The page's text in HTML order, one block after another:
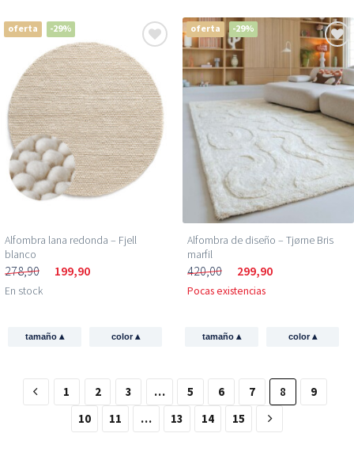
oferta -29%
Alfombra lana redonda – Fjell
blanco
278,90 199,90
En stock
tamaño ▴ color▴
oferta -29%
Alfombra de diseño – Tjørne Bris
marfil
420,00 299,90
Pocas existencias
tamaño ▴ color▴
1 2 3 … 5 6 7 8
9
10
11 … 13 14 15